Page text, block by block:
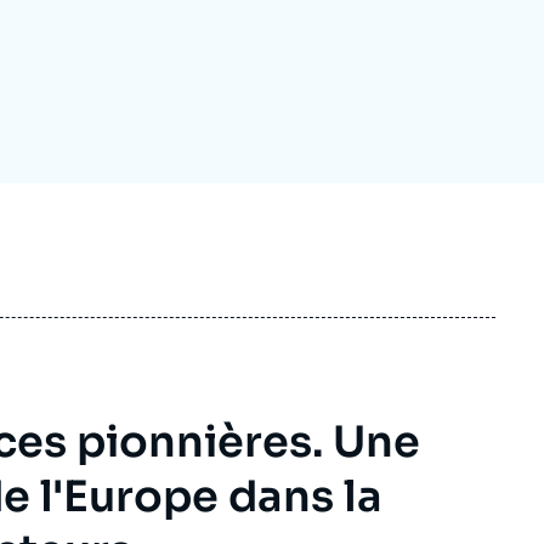
pionnières. Une
l'Europe dans la